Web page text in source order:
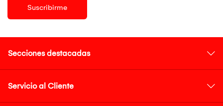
Suscribirme
Secciones destacadas
Servicio al Cliente